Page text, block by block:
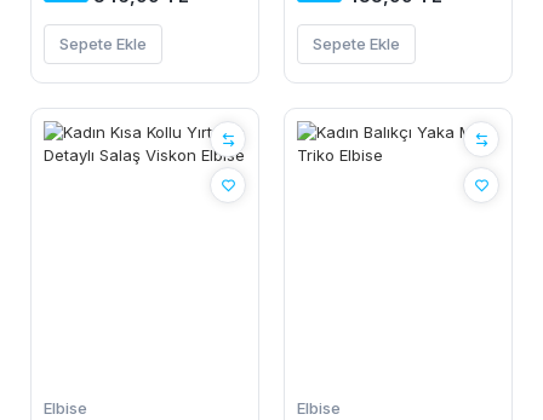
Sepete Ekle Sepete Ekle
Elbise Elbise